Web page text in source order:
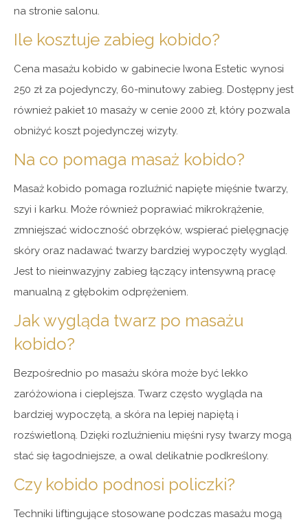
na stronie salonu.
Ile kosztuje zabieg kobido?
Cena masażu kobido w gabinecie Iwona Estetic wynosi
250 zł za pojedynczy, 60-minutowy zabieg. Dostępny jest
również pakiet 10 masaży w cenie 2000 zł, który pozwala
obniżyć koszt pojedynczej wizyty.
Na co pomaga masaż kobido?
Masaż kobido pomaga rozluźnić napięte mięśnie twarzy,
szyi i karku. Może również poprawiać mikrokrążenie,
zmniejszać widoczność obrzęków, wspierać pielęgnację
skóry oraz nadawać twarzy bardziej wypoczęty wygląd.
Jest to nieinwazyjny zabieg łączący intensywną pracę
manualną z głębokim odprężeniem.
Jak wygląda twarz po masażu
kobido?
Bezpośrednio po masażu skóra może być lekko
zaróżowiona i cieplejsza. Twarz często wygląda na
bardziej wypoczętą, a skóra na lepiej napiętą i
rozświetloną. Dzięki rozluźnieniu mięśni rysy twarzy mogą
stać się łagodniejsze, a owal delikatnie podkreślony.
Czy kobido podnosi policzki?
Techniki liftingujące stosowane podczas masażu mogą